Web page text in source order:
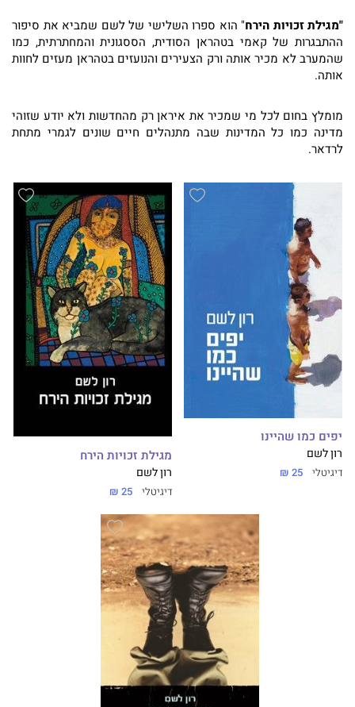
"מגילת זכויות הירח" הוא ספרו השלישי של לשם שמביא את סיפור
ההתבגרות של קאמי בטהראן הסודית, הססגונית והמחתרתית, כמו
שהמערב לא מכיר אותה ורק הצעירים והנועזים בטהראן מעזים לחוות
אותה.
מומלץ בחום לכל מי שמכיר את איראן רק מהחדשות ולא יודע שזוהי
מדינה כמו כל המדינות שבה מתנהלים חיים שונים לגמרי מתחת
לרדאר.
יפים כמו שהיינו
רון לשם
דיגיטלי 25 ₪
מגילת זכויות הירח
רון לשם
דיגיטלי 25 ₪